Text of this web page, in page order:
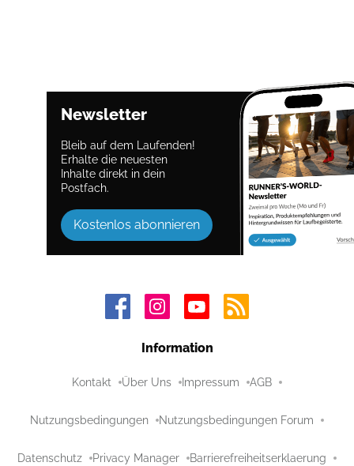
Newsletter
Bleib auf dem Laufenden!
Erhalte die neuesten
Inhalte direkt in dein
Postfach.
Kostenlos abonnieren
Information
Kontakt Über Uns Impressum AGB
Nutzungsbedingungen Nutzungsbedingungen Forum
Datenschutz Privacy Manager Barrierefreiheitserklaerung